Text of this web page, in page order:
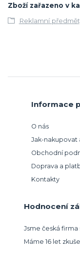
Zboží zařazeno v
Reklamní
Informace
O nás
Jak-nakupovat
Obchodní
Doprava a
Kontakty
Hodnocení
Jsme česká firma
Máme 16 let